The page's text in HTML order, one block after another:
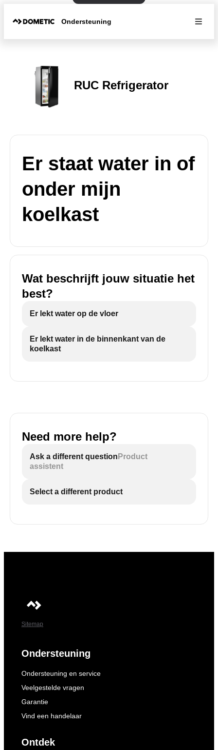
Ondersteuning
RUC Refrigerator
Er staat water in of
onder mijn
koelkast
Wat beschrijft jouw situatie het
best?
Er lekt water op de vloer
Er lekt water in de binnenkant van de
koelkast
Need more help?
Ask a different question Product
assistent
Select a different product
Sitemap
Ondersteuning
Ondersteuning en service
Veelgestelde vragen
Garantie
Vind een handelaar
Ontdek